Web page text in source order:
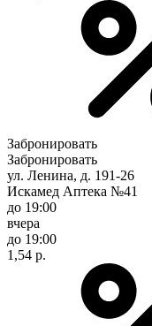
Забронировать
Забронировать
ул. Ленина, д. 191-26
Искамед Аптека №41
до 19:00
вчера
до 19:00
1,54 р.